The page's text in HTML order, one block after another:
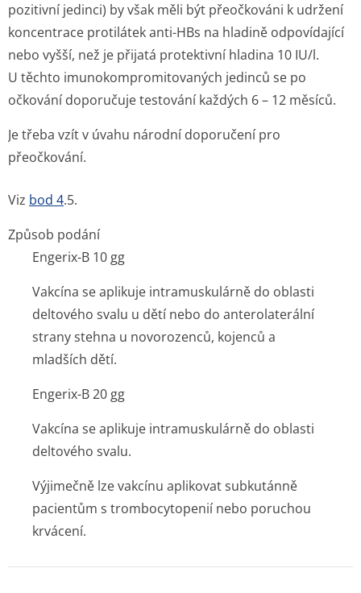
pozitivní jedinci) by však měli být přeočkováni k udržení
koncentrace protilátek anti-HBs na hladině odpovídající
nebo vyšší, než je přijatá protektivní hladina 10 IU/l.
U těchto imunokompromi­tovaných jedinců se po
očkování doporučuje testování každých 6 – 12 měsíců.
Je třeba vzít v úvahu národní doporučení pro
přeočkování.
Viz bod 4.5.
Způsob podání
Engerix-B 10 gg
Vakcína se aplikuje intramuskulárně do oblasti
deltového svalu u dětí nebo do anterolaterální
strany stehna u novorozenců, kojenců a
mladších dětí.
Engerix-B 20 gg
Vakcína se aplikuje intramuskulárně do oblasti
deltového svalu.
Výjimečně lze vakcínu aplikovat subkutánně
pacientům s trombocytopenií nebo poruchou
krvácení.